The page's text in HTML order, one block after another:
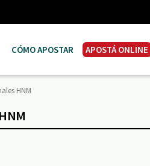
CÓMO APOSTAR APOSTÁ ONLINE
HNM